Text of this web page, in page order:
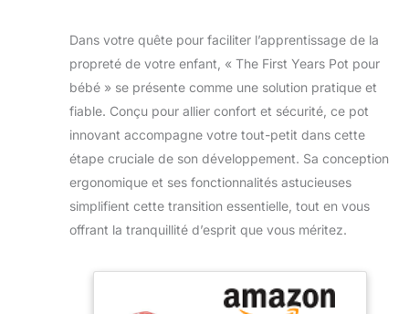
Dans votre quête pour faciliter l’apprentissage de la
propreté de votre enfant, « The First Years Pot pour
bébé » se présente comme une solution pratique et
fiable. Conçu pour allier confort et sécurité, ce pot
innovant accompagne votre tout-petit dans cette
étape cruciale de son développement. Sa conception
ergonomique et ses fonctionnalités astucieuses
simplifient cette transition essentielle, tout en vous
offrant la tranquillité d’esprit que vous méritez.